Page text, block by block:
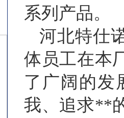
系列产品。
河北特仕
体员工在本
了广阔的发
我、追求**